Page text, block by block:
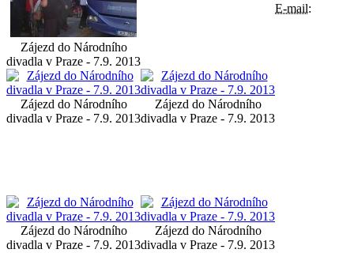
Zájezd do Národního
divadla v Praze - 7.9. 2013
Zájezd do Národního
divadla v Praze - 7.9. 2013
Zájezd do Národního
divadla v Praze - 7.9. 2013
Zájezd do Národního
divadla v Praze - 7.9. 2013
Zájezd do Národního
divadla v Praze - 7.9. 2013
E-mail: